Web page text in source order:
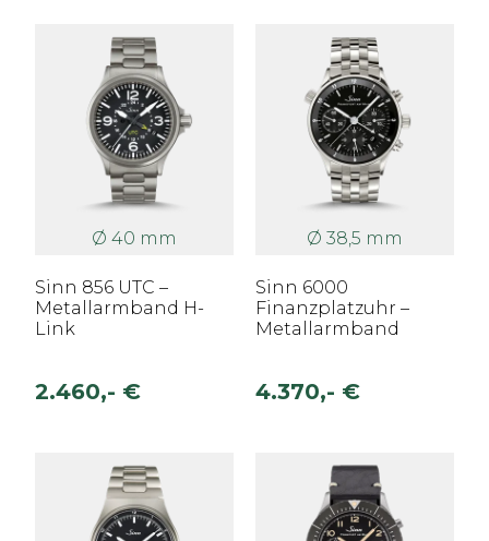
Ø 40 mm
Sinn 856 UTC –
Metallarmband H-
Link
2.460,- €
Ø 38,5 mm
Sinn 6000
Finanzplatzuhr –
Metallarmband
4.370,- €